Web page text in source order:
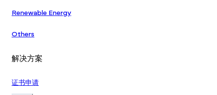
Renewable Energy
Others
解决方案
证书申请